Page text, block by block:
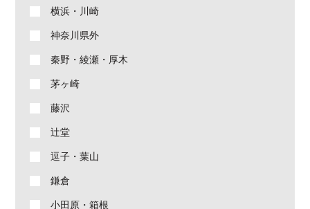
横浜・川崎
神奈川県外
秦野・綾瀬・厚木
茅ヶ崎
藤沢
辻堂
逗子・葉山
鎌倉
小田原・箱根